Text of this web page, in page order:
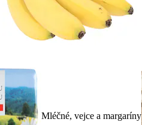
Mléčné, vejce a margaríny